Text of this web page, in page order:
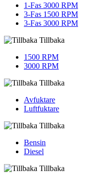
1-Fas 3000 RPM
3-Fas 1500 RPM
3-Fas 3000 RPM
Tillbaka
1500 RPM
3000 RPM
Tillbaka
Avfuktare
Luftfuktare
Tillbaka
Bensin
Diesel
Tillbaka